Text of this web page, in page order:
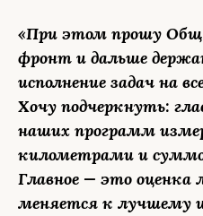
«При этом прошу
фронт и дальше
исполнение задач на
Хочу подчеркнуть:
наших программ
километрами и
Главное — это оценка
меняется к лучшему